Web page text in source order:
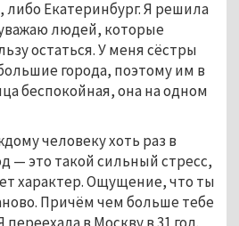
Екатеринбург. Я решила
людей, которые
остаться. У меня сёстры
города, поэтому им в
беспокойная, она на одном
человеку хоть раз в
— это такой сильный стресс,
характер. Ощущение, что ты
Причём чем больше тебе